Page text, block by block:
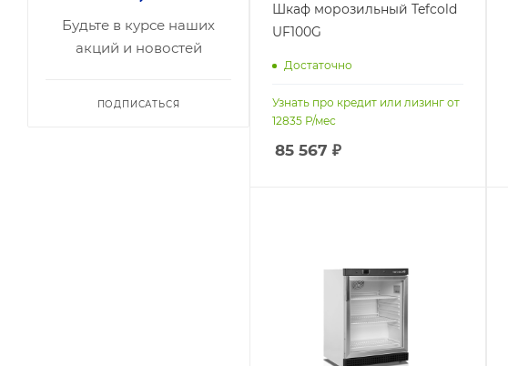
Шкаф морозильный Tefcold
UF100G
Достаточно
Узнать про кредит или лизинг от
12835 Р/мес
85 567 ₽
Будьте в курсе наших
акций и новостей
ПОДПИСАТЬСЯ